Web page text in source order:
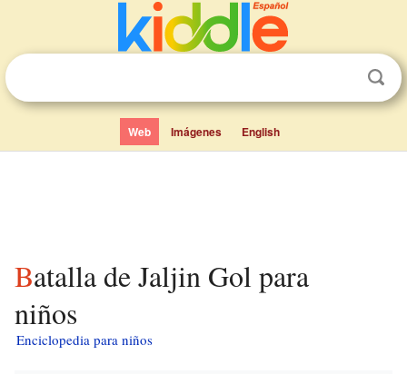
Web Imágenes English
Batalla de Jaljin Gol para
niños
Enciclopedia para niños